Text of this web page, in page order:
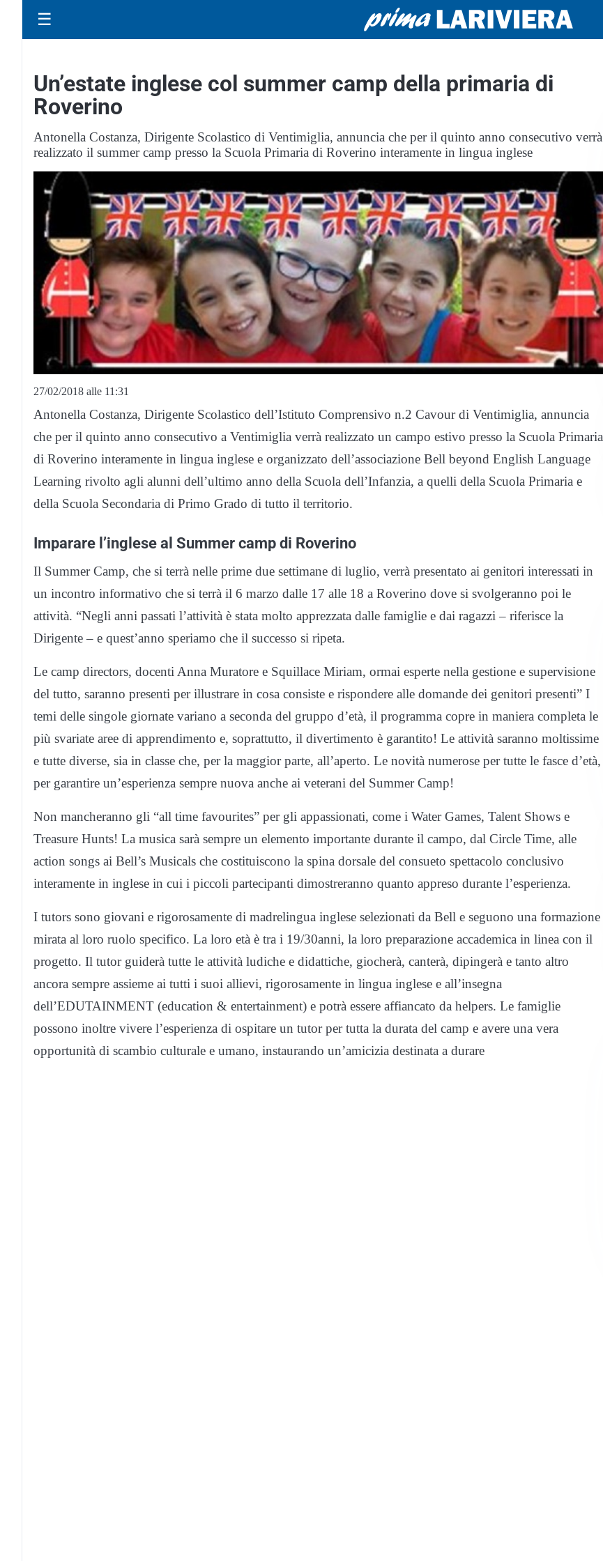
☰
Un’estate inglese col summer camp della primaria di
Roverino
Antonella Costanza, Dirigente Scolastico di Ventimiglia, annuncia che per il quinto anno consecutivo verrà
realizzato il summer camp presso la Scuola Primaria di Roverino interamente in lingua inglese
27/02/2018 alle 11:31
Antonella Costanza, Dirigente Scolastico dell’Istituto Comprensivo n.2 Cavour di Ventimiglia, annuncia
che per il quinto anno consecutivo a Ventimiglia verrà realizzato un campo estivo presso la Scuola Primaria
di Roverino interamente in lingua inglese e organizzato dell’associazione Bell beyond English Language
Learning rivolto agli alunni dell’ultimo anno della Scuola dell’Infanzia, a quelli della Scuola Primaria e
della Scuola Secondaria di Primo Grado di tutto il territorio.
Imparare l’inglese al Summer camp di Roverino
Il Summer Camp, che si terrà nelle prime due settimane di luglio, verrà presentato ai genitori interessati in
un incontro informativo che si terrà il 6 marzo dalle 17 alle 18 a Roverino dove si svolgeranno poi le
attività. “Negli anni passati l’attività è stata molto apprezzata dalle famiglie e dai ragazzi – riferisce la
Dirigente – e quest’anno speriamo che il successo si ripeta.
Le camp directors, docenti Anna Muratore e Squillace Miriam, ormai esperte nella gestione e supervisione
del tutto, saranno presenti per illustrare in cosa consiste e rispondere alle domande dei genitori presenti” I
temi delle singole giornate variano a seconda del gruppo d’età, il programma copre in maniera completa le
più svariate aree di apprendimento e, soprattutto, il divertimento è garantito! Le attività saranno moltissime
e tutte diverse, sia in classe che, per la maggior parte, all’aperto. Le novità numerose per tutte le fasce d’età,
per garantire un’esperienza sempre nuova anche ai veterani del Summer Camp!
Non mancheranno gli “all time favourites” per gli appassionati, come i Water Games, Talent Shows e
Treasure Hunts! La musica sarà sempre un elemento importante durante il campo, dal Circle Time, alle
action songs ai Bell’s Musicals che costituiscono la spina dorsale del consueto spettacolo conclusivo
interamente in inglese in cui i piccoli partecipanti dimostreranno quanto appreso durante l’esperienza.
I tutors sono giovani e rigorosamente di madrelingua inglese selezionati da Bell e seguono una formazione
mirata al loro ruolo specifico. La loro età è tra i 19/30anni, la loro preparazione accademica in linea con il
progetto. Il tutor guiderà tutte le attività ludiche e didattiche, giocherà, canterà, dipingerà e tanto altro
ancora sempre assieme ai tutti i suoi allievi, rigorosamente in lingua inglese e all’insegna
dell’EDUTAINMENT (education & entertainment) e potrà essere affiancato da helpers. Le famiglie
possono inoltre vivere l’esperienza di ospitare un tutor per tutta la durata del camp e avere una vera
opportunità di scambio culturale e umano, instaurando un’amicizia destinata a durare